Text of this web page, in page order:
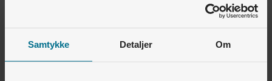
Samtykke Detaljer Om
Energitilskudd
De mest utsatte bedriftene kan søke